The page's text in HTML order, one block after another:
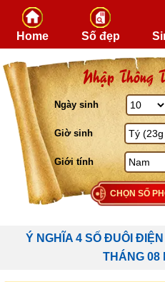
Home Số đẹp
Nhập Thông
Ngày sinh
Giờ sinh
Giới tính
CHỌN SỐ
Ý NGHĨA 4 SỐ ĐUÔI
THÁNG 08